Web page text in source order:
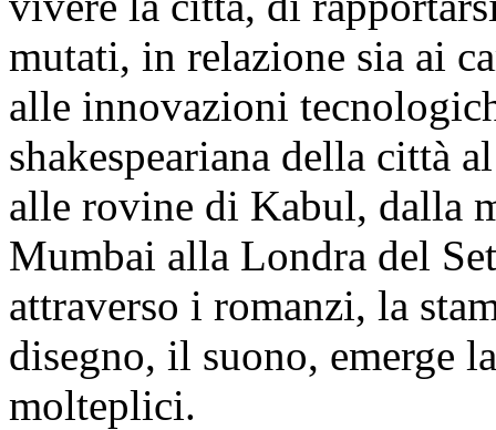
mutati, in relazione sia ai
alle innovazioni
shakespeariana della città
alle rovine di Kabul, dalla
Mumbai alla Londra del
attraverso i romanzi, la
disegno, il suono, emerge
molteplici.